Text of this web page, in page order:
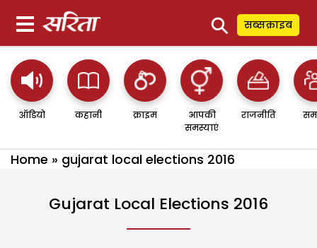
⚲ सब्सक्राइब
ऑडियो कहानी क्राइम
आपकी
समस्याएं
राजनीति
Home » gujarat local elections 2016
Gujarat Local Elections 2016